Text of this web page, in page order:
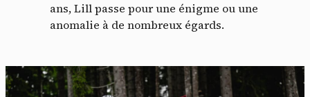
ans, Lill passe pour une énigme ou une
anomalie à de nombreux égards.